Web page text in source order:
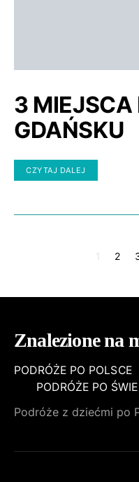
3 MIEJSCA
GDAŃSKU
CZYTAJ DALEJ
1 2
Znalezione na
PODRÓŻE PO POLSCE
PODRÓŻE PO
Podróże z dziećmi po